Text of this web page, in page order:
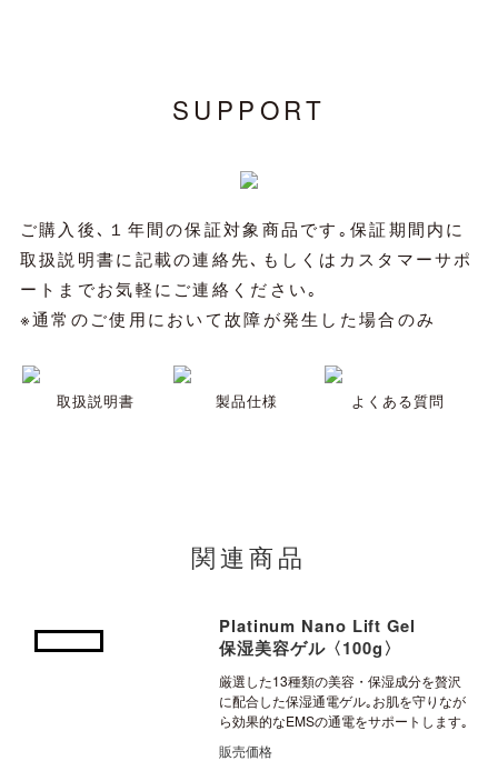
SUPPORT
ご購入後､１年間の保証対象商品です｡保証期間内に
取扱説明書に記載の連絡先､もしくはカスタマーサポ
ートまでお気軽にご連絡ください｡
※通常のご使用において故障が発生した場合のみ
取扱説明書 製品仕様 よくある質問
関連商品
Platinum Nano Lift Gel
保湿美容ゲル〈100g〉
厳選した13種類の美容・保湿成分を贅沢
に配合した保湿通電ゲル｡お肌を守りなが
ら効果的なEMSの通電をサポートします｡
販売価格